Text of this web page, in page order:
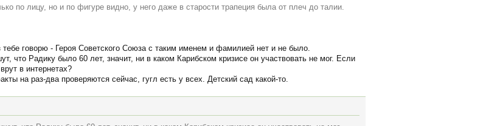
по лицу, но и по фигуре видно, у него даже в старости трапеция была от плеч до талии.
тебе говорю - Героя Советского Союза с таким именем и фамилией нет и не было.
что Радику было 60 лет, значит, ни в каком Карибском кризисе он участвовать не мог. Если
в интернетах?
на раз-два проверяются сейчас, гугл есть у всех. Детский сад какой-то.